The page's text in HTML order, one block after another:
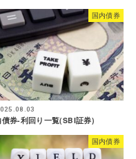
国内債券
債券-利回り一覧(SBI証券)
国内債券